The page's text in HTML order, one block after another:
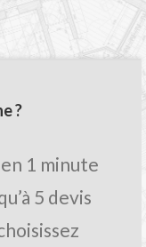
?
1 minute
5 devis